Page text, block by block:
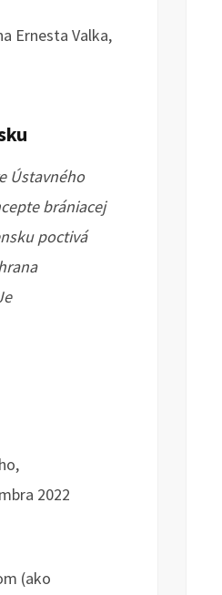
Ernesta Valka,
Ústavného
brániacej
poctivá
2022
(ako